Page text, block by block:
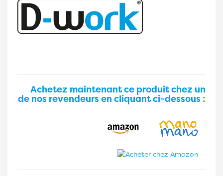
Achetez maintenant ce produit chez un
de nos revendeurs en cliquant ci-dessous :